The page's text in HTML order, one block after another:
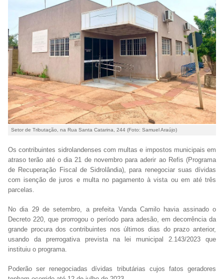
Setor de Tributação, na Rua Santa Catarina, 244 (Foto: Samuel Araújo)
Os contribuintes sidrolandenses com multas e impostos municipais em
atraso terão até o dia 21 de novembro para aderir ao Refis (Programa
de Recuperação Fiscal de Sidrolândia), para renegociar suas dívidas
com isenção de juros e multa no pagamento à vista ou em até três
parcelas.
No dia 29 de setembro, a prefeita Vanda Camilo havia assinado o
Decreto 220, que prorrogou o período para adesão, em decorrência da
grande procura dos contribuintes nos últimos dias do prazo anterior,
usando da prerrogativa prevista na lei municipal 2.143/2023 que
instituiu o programa.
Poderão ser renegociadas dívidas tributárias cujos fatos geradores